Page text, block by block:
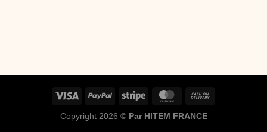
Copyright 2026 © Par HITEM FRANCE